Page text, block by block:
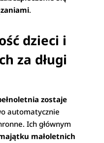
.
dzieci i
za długi
zostaje
automatycznie
Ich głównym
małoletnich